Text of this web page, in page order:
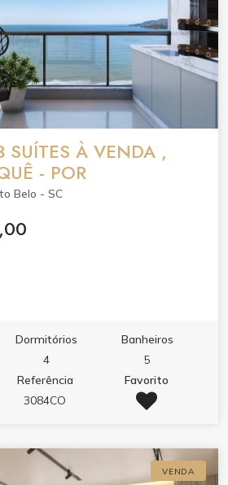
SUÍTES À VENDA ,
- POR
Belo - SC
Dormitórios
4
Banheiros
5
Referência
3084CO
Favorito
VENDA